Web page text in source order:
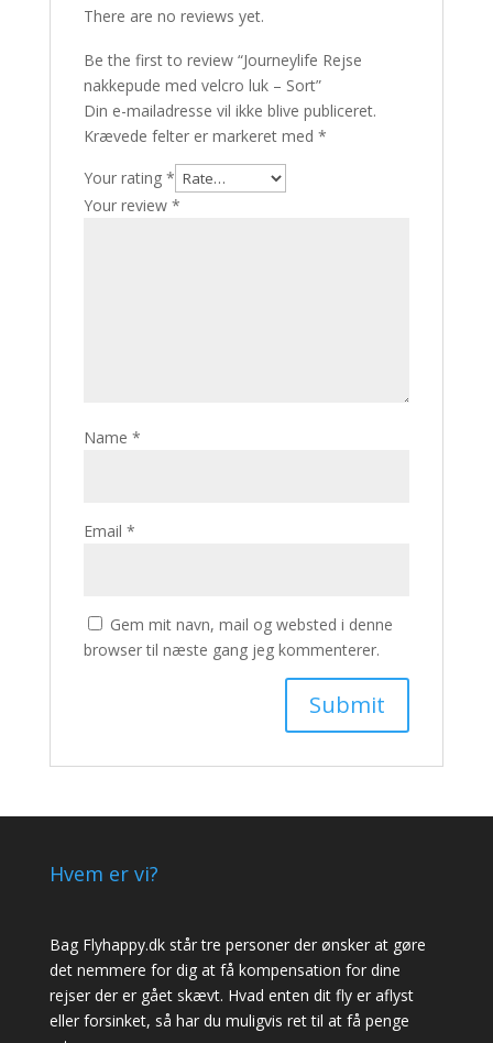
There are no reviews yet.
Be the first to review “Journeylife Rejse
nakkepude med velcro luk – Sort”
Din e-mailadresse vil ikke blive publiceret.
Krævede felter er markeret med *
Your rating *
Your review *
Name *
Email *
Gem mit navn, mail og websted i denne
browser til næste gang jeg kommenterer.
Hvem er vi?
Bag Flyhappy.dk står tre personer der ønsker at gøre
det nemmere for dig at få kompensation for dine
rejser der er gået skævt. Hvad enten dit fly er aflyst
eller forsinket, så har du muligvis ret til at få penge